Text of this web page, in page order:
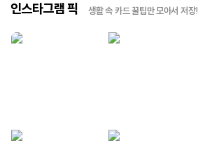
인스타그램 픽 생활 속 카드 꿀팁만 모아서 저장!